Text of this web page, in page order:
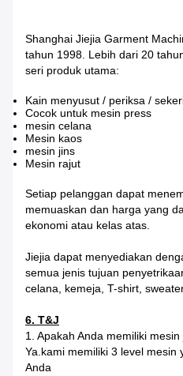
Shanghai Jiejia Garment
tahun 1998. Lebih dari 20
seri produk utama:
Kain menyusut / periksa /
Cocok untuk mesin press
mesin celana
Mesin kaos
mesin jins
Mesin rajut
Setiap pelanggan dapat
memuaskan dan harga yang
ekonomi atau kelas atas.
Jiejia dapat menyediakan
semua jenis tujuan
celana, kemeja, T-shirt,
6. T&J
1. Apakah Anda memiliki
Ya.kami memiliki 3 level
Anda